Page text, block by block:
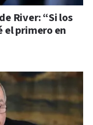
River: “Si los
el primero en